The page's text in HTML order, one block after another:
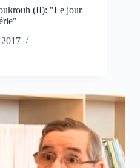
(II): "Le jour